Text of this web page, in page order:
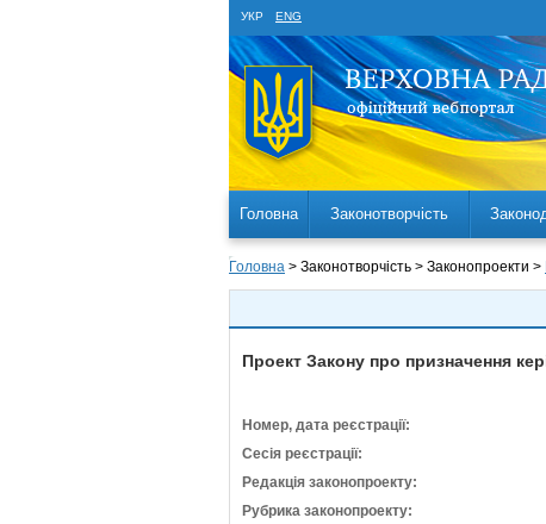
УКР ENG
Головна Законотворчість
Головна > Законотворчість > Законопроекти >
Проект Закону про призначення
Номер, дата реєстрації:
Сесія реєстрації:
Редакція законопроекту:
Рубрика законопроекту: